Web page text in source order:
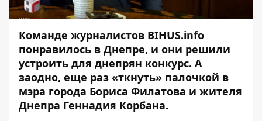
Команде журналистов BIHUS.info
понравилось в Днепре, и они решили
устроить для днепрян конкурс. А
заодно, еще раз «ткнуть» палочкой в
мэра города Бориса Филатова и жителя
Днепра Геннадия Корбана.